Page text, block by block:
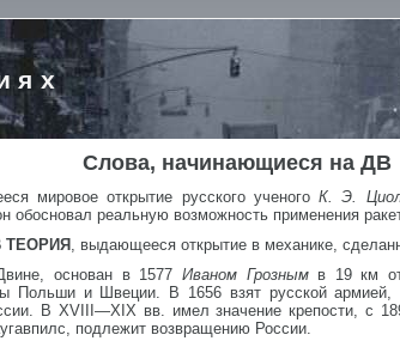
Слова, начинающиеся на ДВ
мировое открытие русского ученогоК. Э.
обосновал реальную возможность применения
, выдающееся открытие в механике,
основан в 1577 Иваном Грозным в 19 км
Польши и Швеции. В 1656 взят русской
В XVIII—XIX вв. имел значение крепости, с
подлежит возвращению России.